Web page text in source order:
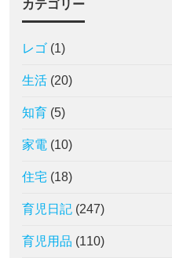
カテゴリー
レゴ (1)
生活 (20)
知育 (5)
家電 (10)
住宅 (18)
育児日記 (247)
育児用品 (110)